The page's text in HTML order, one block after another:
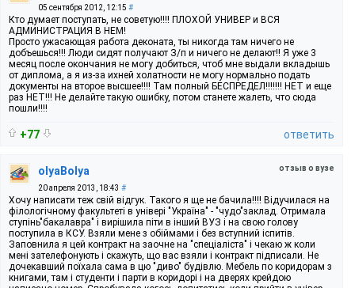
05 сентября 2012, 12:15 #
Кто думает поступать, не советую!!!! ПЛОХОЙ УНИВЕР и ВСЯ
АДМИНИСТРАЦИЯ В НЕМ!
Просто ужасающая работа деконата, ты никогда там ничего не
добъешься!!! Люди сидят получают З/п и ничего не делают!! Я уже 3
месяц после окончания не могу добиться, чтоб мне выдали вкладышь
от диплома, а я из-за ихней холатности не могу нормально подать
документы на второе высшее!!!! Там полный БЕСПРЕДЕЛ!!!!!!! НЕТ и еще
раз НЕТ!!! Не делайте такую ошибку, потом станете жалеть, что сюда
пошли!!!!
+77 ответить
отзыв о вузе
olyaBolya
20 апреля 2013, 18:43 #
Хочу написати теж свій відгук. Такого я ще не бачила!!!! Відучилася на
філологічному факультеті в універі "Україна" - "чудо"заклад. Отримала
ступінь"бакалавра" і вирішила піти в інший ВУЗ і на свою голову
поступила в КСУ. Взяли мене з обіймами і без вступний іспитів.
Заповнила я цей контракт на заочне на "спеціаліста" і чекаю ж коли
мені зателефонують і скажуть, що вас взяли і контракт підписали. Не
дочекавший поїхала сама в цю "диво" будівлю. Мебель по коридорам з
книгами, там і студенти і парти в коридорі і на дверях крейдою